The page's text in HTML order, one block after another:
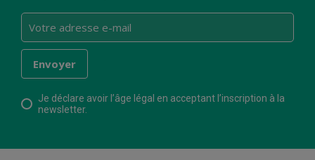
Je déclare avoir l’âge légal en acceptant l’inscription à la
newsletter.